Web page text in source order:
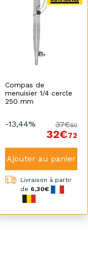
Compas de
menuisier 1/4 cercle
250 mm
-13,44% 37€80
32€72
Ajouter au panier
Livraison à partir
de 6,30€